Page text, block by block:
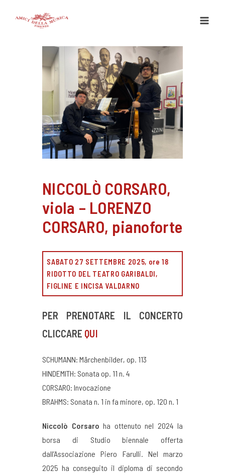
NICCOLÒ CORSARO,
viola – LORENZO
CORSARO, pianoforte
SABATO 27 SETTEMBRE 2025, ore 18
RIDOTTO DEL TEATRO GARIBALDI,
FIGLINE E INCISA VALDARNO
PER PRENOTARE IL CONCERTO
CLICCARE QUI
SCHUMANN: Märchenbilder, op. 113
HINDEMITH: Sonata op. 11 n. 4
CORSARO: Invocazione
BRAHMS: Sonata n. 1 in fa minore, op. 120 n. 1
Niccolò Corsaro ha ottenuto nel 2024 la
borsa di Studio biennale offerta
dall’Associazione Piero Farulli. Nel marzo
2025 ha conseguito il diploma di secondo